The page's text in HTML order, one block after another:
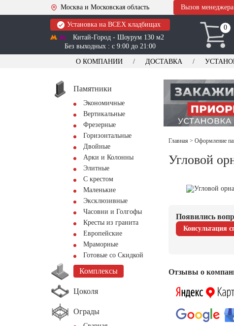
Москва и Московская область Вызов менеджера
Установка на ВСЕХ кладбищах
Китай-Город - Шоурум 130 м2
Без выходных : с 9:00 до 21:00
0
0
О КОМПАНИИ ДОСТАВКА
Памятники
Экономичные
Вертикальные
Фрезерные
Горизонтальные
Двойные
Арки и Колонны
Элитные
С крестом
Маленькие
Эксклюзивные
Часовни и Голгофы
Кресты из гранита
Европейские
Мраморные
Готовые со Скидкой
Комплексы
Цоколя
Ограды
Главная > Оформление
Угловой
Появились
Консультация
Отзывы о